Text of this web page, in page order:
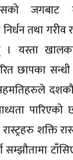
तथा गरीव
। यस्ता
छापका
शक्ति
सम्झौतामा